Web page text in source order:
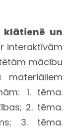
klātienē un
interaktīvām
mācību
1. tēma.
2. tēma.
3. tēma.